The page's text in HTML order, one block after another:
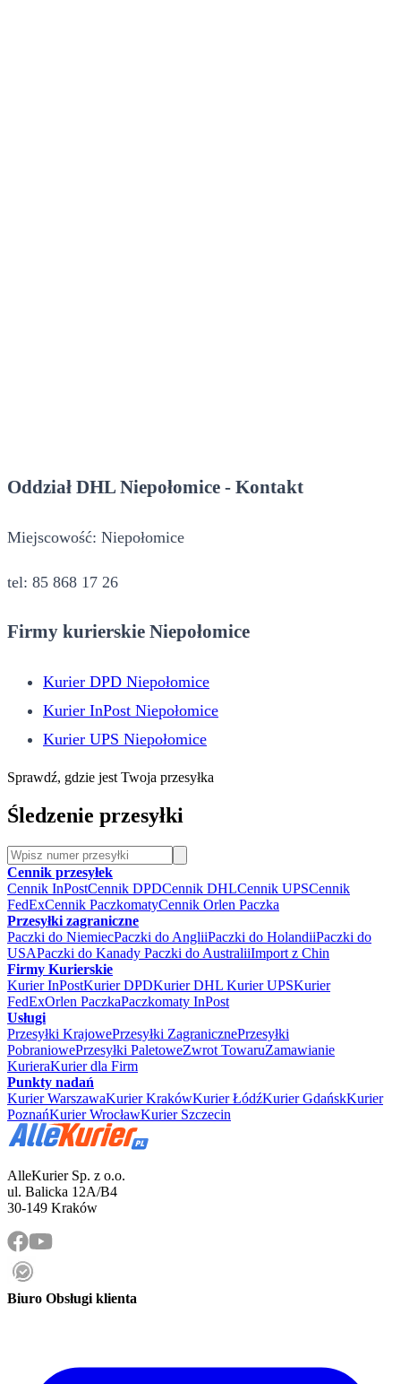
Oddział DHL Niepołomice - Kontakt
Miejscowość: Niepołomice
tel: 85 868 17 26
Firmy kurierskie Niepołomice
Kurier DPD Niepołomice
Kurier InPost Niepołomice
Kurier UPS Niepołomice
Sprawdź, gdzie jest Twoja przesyłka
Śledzenie przesyłki
Cennik przesyłek
Cennik InPostCennik DPDCennik DHLCennik UPSCennik
FedExCennik PaczkomatyCennik Orlen Paczka
Przesyłki zagraniczne
Paczki do NiemiecPaczki do AngliiPaczki do HolandiiPaczki do
USAPaczki do Kanady Paczki do AustraliiImport z Chin
Firmy Kurierskie
Kurier InPostKurier DPDKurier DHL Kurier UPSKurier
FedExOrlen PaczkaPaczkomaty InPost
Usługi
Przesyłki KrajowePrzesyłki ZagranicznePrzesyłki
PobraniowePrzesyłki PaletoweZwrot TowaruZamawianie
KurieraKurier dla Firm
Punkty nadań
Kurier WarszawaKurier KrakówKurier ŁódźKurier GdańskKurier
PoznańKurier WrocławKurier Szczecin
AlleKurier Sp. z o.o.
ul. Balicka 12A/B4
30-149 Kraków
Biuro Obsługi klienta